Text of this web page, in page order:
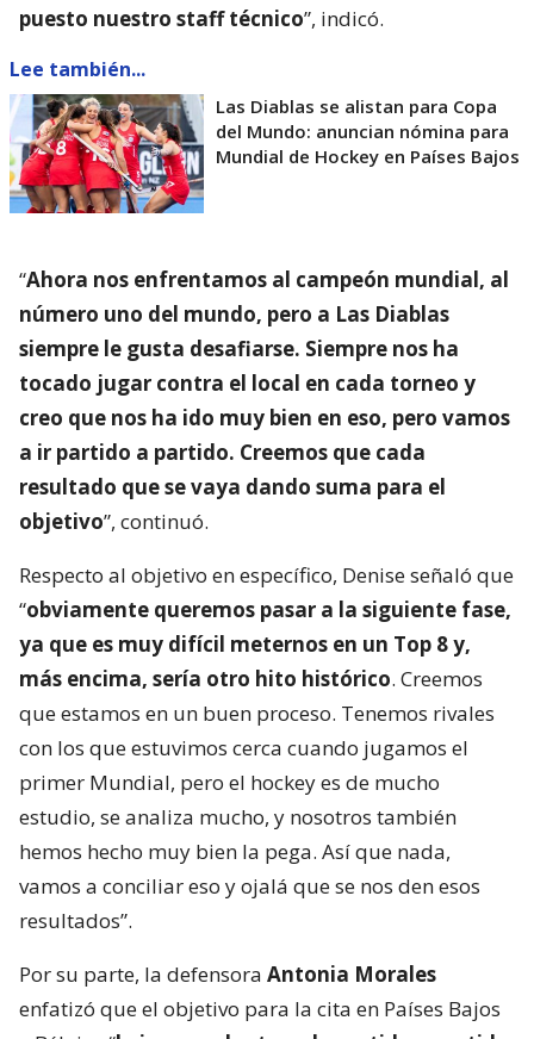
puesto nuestro staff técnico”, indicó.
Lee también...
Las Diablas se alistan para Copa
del Mundo: anuncian nómina para
Mundial de Hockey en Países Bajos
“Ahora nos enfrentamos al campeón mundial, al
número uno del mundo, pero a Las Diablas
siempre le gusta desafiarse. Siempre nos ha
tocado jugar contra el local en cada torneo y
creo que nos ha ido muy bien en eso, pero vamos
a ir partido a partido. Creemos que cada
resultado que se vaya dando suma para el
objetivo”, continuó.
Respecto al objetivo en específico, Denise señaló que
“obviamente queremos pasar a la siguiente fase,
ya que es muy difícil meternos en un Top 8 y,
más encima, sería otro hito histórico. Creemos
que estamos en un buen proceso. Tenemos rivales
con los que estuvimos cerca cuando jugamos el
primer Mundial, pero el hockey es de mucho
estudio, se analiza mucho, y nosotros también
hemos hecho muy bien la pega. Así que nada,
vamos a conciliar eso y ojalá que se nos den esos
resultados”.
Por su parte, la defensora Antonia Morales
enfatizó que el objetivo para la cita en Países Bajos